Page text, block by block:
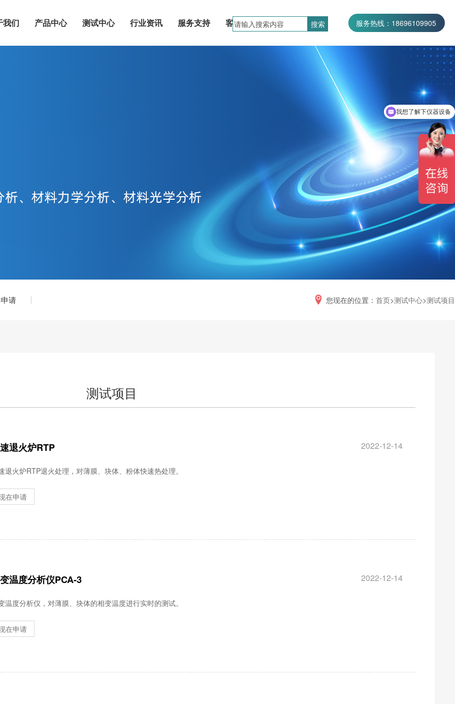
我们 产品中心 测试中心 行业资讯 服务支持 客户案例 联系我们
服务热线：18696109905
请 您现在的位置： 首页>测试中心>测试项目
测试项目
退火炉RTP 2022-12-14
退火炉RTP退火处理，对薄膜、块体、粉体快速热处理。
在申请
温度分析仪PCA-3 2022-12-14
温度分析仪，对薄膜、块体的相变温度进行实时的测试。
在申请
我想了解下仪器设备